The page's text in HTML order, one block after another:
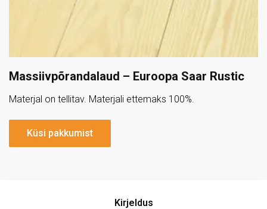
Massiivpõrandalaud – Euroopa Saar Rustic
Materjal on tellitav. Materjali ettemaks 100%.
Küsi pakkumist
Kirjeldus